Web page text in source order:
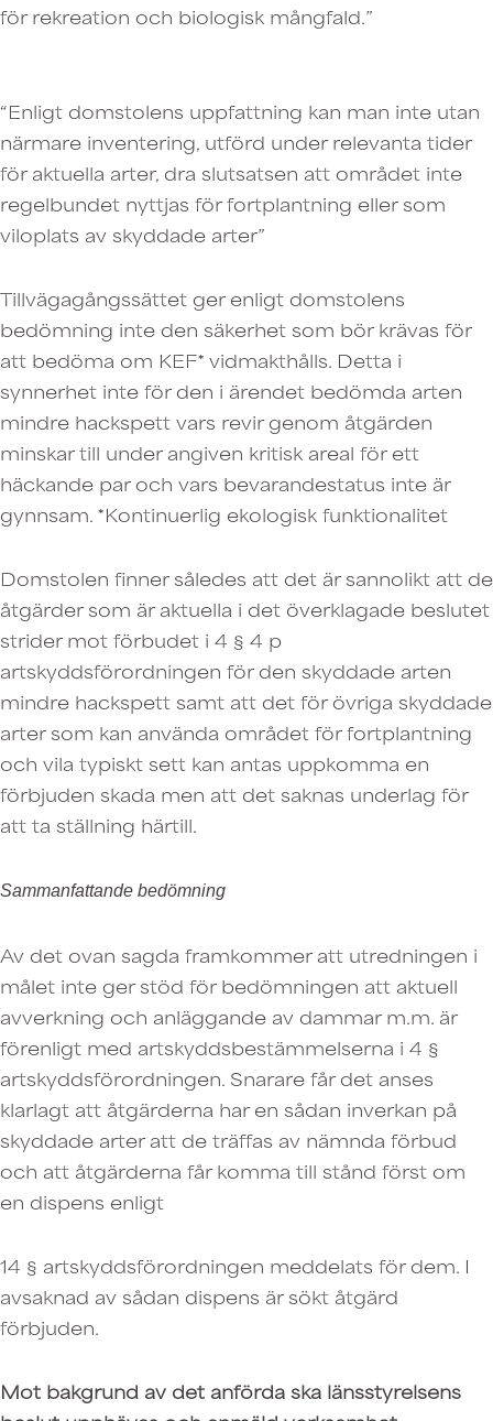
för rekreation och biologisk mångfald.”
“Enligt domstolens uppfattning kan man inte utan
närmare inventering, utförd under relevanta tider
för aktuella arter, dra slutsatsen att området inte
regelbundet nyttjas för fortplantning eller som
viloplats av skyddade arter”
Tillvägagångssättet ger enligt domstolens
bedömning inte den säkerhet som bör krävas för
att bedöma om KEF* vidmakthålls. Detta i
synnerhet inte för den i ärendet bedömda arten
mindre hackspett vars revir genom åtgärden
minskar till under angiven kritisk areal för ett
häckande par och vars bevarandestatus inte är
gynnsam. *Kontinuerlig ekologisk funktionalitet
Domstolen finner således att det är sannolikt att de
åtgärder som är aktuella i det överklagade beslutet
strider mot förbudet i 4 § 4 p
artskyddsförordningen för den skyddade arten
mindre hackspett samt att det för övriga skyddade
arter som kan använda området för fortplantning
och vila typiskt sett kan antas uppkomma en
förbjuden skada men att det saknas underlag för
att ta ställning härtill.
Sammanfattande bedömning
Av det ovan sagda framkommer att utredningen i
målet inte ger stöd för bedömningen att aktuell
avverkning och anläggande av dammar m.m. är
förenligt med artskyddsbestämmelserna i 4 §
artskyddsförordningen. Snarare får det anses
klarlagt att åtgärderna har en sådan inverkan på
skyddade arter att de träffas av nämnda förbud
och att åtgärderna får komma till stånd först om
en dispens enligt
14 § artskyddsförordningen meddelats för dem. I
avsaknad av sådan dispens är sökt åtgärd
förbjuden.
Mot bakgrund av det anförda ska länsstyrelsens